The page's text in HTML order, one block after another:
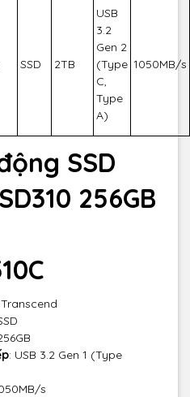
SSD 2TB
USB
3.2
Gen 2
(Type
C,
Type
A)
1050MB/s
SSD
256GB
Transcend
: USB 3.2 Gen 1 (Type
s